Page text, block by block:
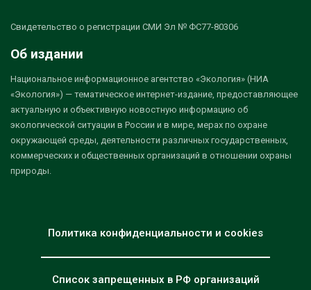
Свидетельство о регистрации СМИ Эл № ФС77-80306
Об издании
Национальное информационное агентство «Экология» (НИА
«Экология») — тематическое интернет-издание, предоставляющее
актуальную и объективную новостную информацию об
экологической ситуации в России и в мире, мерах по охране
окружающей среды, деятельности различных государственных,
коммерческих и общественных организаций в отношении охраны
природы.
Политика конфиденциальности и cookies
Список запрещенных в РФ организаций